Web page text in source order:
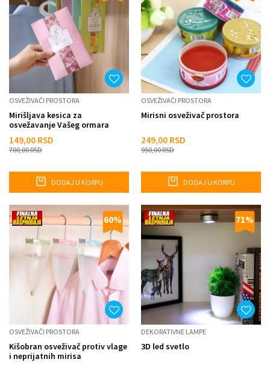
OSVEŽIVAČI PROSTORA
Mirišljava kesica za
osvežavanje Vašeg ormara
149,00 RSD
700,00RSD
DODAJ U KORPU
OSVEŽIVAČI PROSTORA
Mirisni osveživač prostora
249,00 RSD
950,00RSD
DODAJ U KORPU
60%
OSVEŽIVAČI PROSTORA
Kišobran osveživač protiv vlage
i neprijatnih mirisa
71%
DEKORATIVNE LAMPE
3D led svetlo